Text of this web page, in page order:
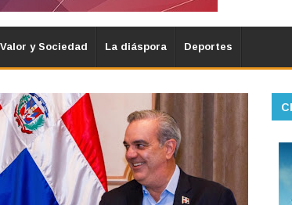
Valor y Sociedad La diáspora Deportes